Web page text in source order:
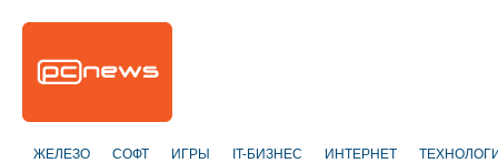
ЖЕЛЕЗО СОФТ ИГРЫ IT-БИЗНЕС ИНТЕРНЕТ